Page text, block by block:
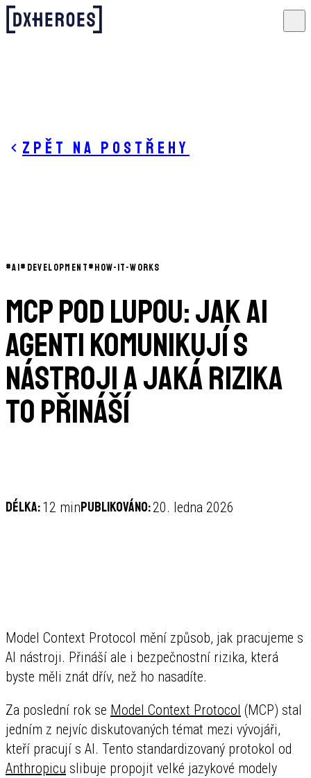
Zpět na postřehy
#AI# DEVELOPMENT#HOW-IT-WORKS
MCP pod lupou: jak AI
agenti komunikují s
nástroji a jaká rizika
to přináší
Délka:12 minPublikováno:20. ledna 2026
Model Context Protocol mění způsob, jak pracujeme s
AI nástroji. Přináší ale i bezpečnostní rizika, která
byste měli znát dřív, než ho nasadíte.
Za poslední rok se Model Context Protocol (MCP) stal
jedním z nejvíc diskutovaných témat mezi vývojáři,
kteří pracují s AI. Tento standardizovaný protokol od
Anthropicu slibuje propojit velké jazykové modely